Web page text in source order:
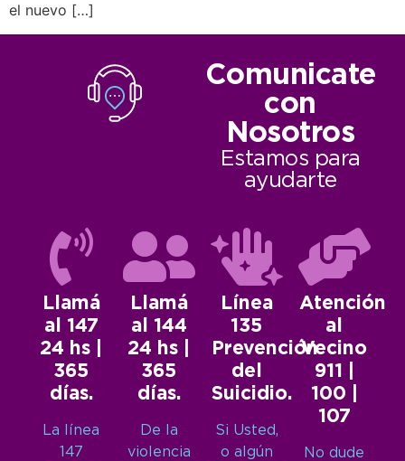
el nuevo […]
Comunicate
con
Nosotros
Estamos para
ayudarte
Llamá
al 147
24 hs |
365
días.
La línea
147
Llamá
al 144
24 hs |
365
días.
De la
violencia
Línea
135
Prevención
del
Suicidio.
Si Usted,
o algún
Atención
al
Vecino
911 |
100 |
107
No dude